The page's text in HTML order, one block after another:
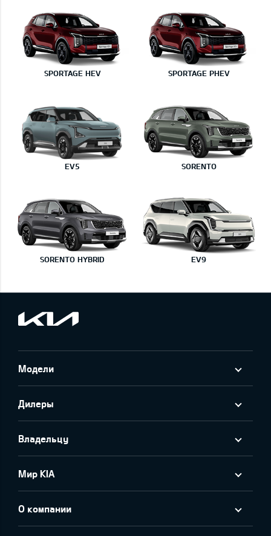
SPORTAGE HEV SPORTAGE PHEV
EV5 SORENTO
SORENTO HYBRID EV9
Модели
Дилеры
Владельцу
Мир KIA
О компании